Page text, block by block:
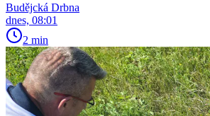
Budějcká Drbna
dnes, 08:01
2 min